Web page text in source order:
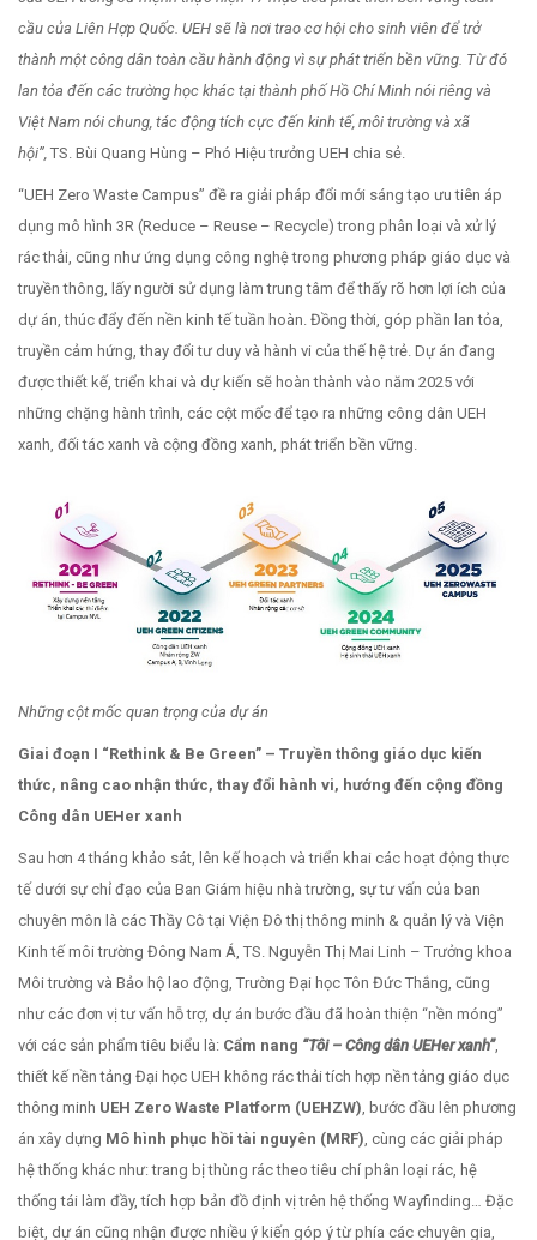
cầu của Liên Hợp Quốc. UEH sẽ là nơi trao cơ hội cho sinh viên để trở
thành một công dân toàn cầu hành động vì sự phát triển bền vững. Từ đó
lan tỏa đến các trường học khác tại thành phố Hồ Chí Minh nói riêng và
Việt Nam nói chung, tác động tích cực đến kinh tế, môi trường và xã
hội”, TS. Bùi Quang Hùng – Phó Hiệu trưởng UEH chia sẻ.
“UEH Zero Waste Campus” đề ra giải pháp đổi mới sáng tạo ưu tiên áp
dụng mô hình 3R (Reduce – Reuse – Recycle) trong phân loại và xử lý
rác thải, cũng như ứng dụng công nghệ trong phương pháp giáo dục và
truyền thông, lấy người sử dụng làm trung tâm để thấy rõ hơn lợi ích của
dự án, thúc đẩy đến nền kinh tế tuần hoàn. Đồng thời, góp phần lan tỏa,
truyền cảm hứng, thay đổi tư duy và hành vi của thế hệ trẻ. Dự án đang
được thiết kế, triển khai và dự kiến sẽ hoàn thành vào năm 2025 với
những chặng hành trình, các cột mốc để tạo ra những công dân UEH
xanh, đối tác xanh và cộng đồng xanh, phát triển bền vững.
Những cột mốc quan trọng của dự án
Giai đoạn I “Rethink & Be Green” – Truyền thông giáo dục kiến
thức, nâng cao nhận thức, thay đổi hành vi, hướng đến cộng đồng
Công dân UEHer xanh
Sau hơn 4 tháng khảo sát, lên kế hoạch và triển khai các hoạt động thực
tế dưới sự chỉ đạo của Ban Giám hiệu nhà trường, sự tư vấn của ban
chuyên môn là các Thầy Cô tại Viện Đô thị thông minh & quản lý và Viện
Kinh tế môi trường Đông Nam Á, TS. Nguyễn Thị Mai Linh – Trưởng khoa
Môi trường và Bảo hộ lao động, Trường Đại học Tôn Đức Thắng, cũng
như các đơn vị tư vấn hỗ trợ, dự án bước đầu đã hoàn thiện “nền móng”
với các sản phẩm tiêu biểu là: Cẩm nang “Tôi – Công dân UEHer xanh”,
thiết kế nền tảng Đại học UEH không rác thải tích hợp nền tảng giáo dục
thông minh UEH Zero Waste Platform (UEHZW), bước đầu lên phương
án xây dựng Mô hình phục hồi tài nguyên (MRF), cùng các giải pháp
hệ thống khác như: trang bị thùng rác theo tiêu chí phân loại rác, hệ
thống tái làm đầy, tích hợp bản đồ định vị trên hệ thống Wayfinding… Đặc
biệt, dự án cũng nhận được nhiều ý kiến góp ý từ phía các chuyên gia,